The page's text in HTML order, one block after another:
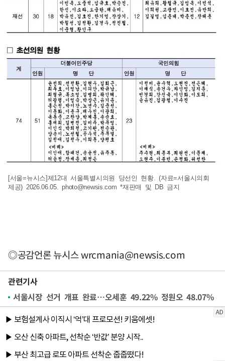
[서울=뉴시스]제12대 서울특별시의원 당선인 현황. (자료=서울시의회
제공) 2026.06.05.photo@newsis.com *재판매 및 DB 금지
◎공감언론 뉴시스wrcmania@newsis.com
관련기사
서울시장 선거 개표 완료…오세훈 49.22% 정원오 48.07%